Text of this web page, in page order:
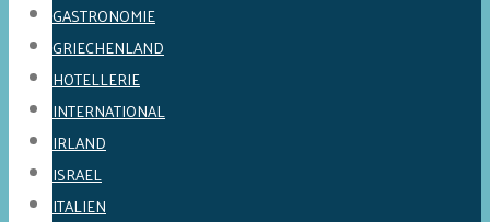
GASTRONOMIE
GRIECHENLAND
HOTELLERIE
INTERNATIONAL
IRLAND
ISRAEL
ITALIEN